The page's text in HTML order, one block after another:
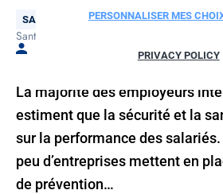
Thématique
SANTÉ
Tags
Santé au travail
La majorité des employeurs
estiment que la sécurité et la
sur la performance des
peu d’entreprises mettent en
de prévention…
PERSONNALISER MES
PRIVACY POLICY